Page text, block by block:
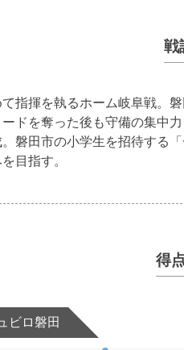
戦
指揮を執るホーム岐阜戦。
ドを奪った後も守備の集中
磐田市の小学生を招待する
目指す。
得
ビロ磐田